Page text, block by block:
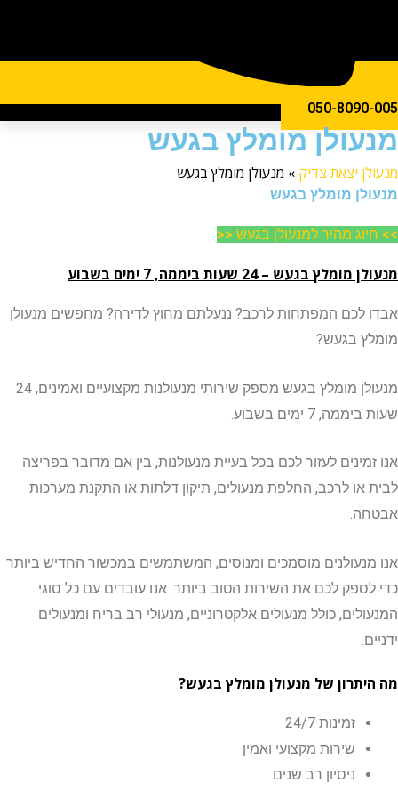
050-
מומלץ בגעש
יצאת צדיק »מנעולן מומלץ בגעש
מומלץ בגעש
מהיר למנעולן בגעש <<
בגעש – 24 שעות ביממה, 7 ימים בשבוע
המפתחות לרכב? ננעלתם מחוץ לדירה? מחפשים מנעולן
בגעש?
מנעולן מומלץ בגעש מספק שירותי מנעולנות מקצועיים ואמינים, 24
7 ימים בשבוע.
לעזור לכם בכל בעיית מנעולנות, בין אם מדובר בפריצה
לרכב, החלפת מנעולים, תיקון דלתות או התקנת מערכות
מוסמכים ומנוסים, המשתמשים במכשור החדיש ביותר
לכם את השירות הטוב ביותר. אנו עובדים עם כל סוגי
כולל מנעולים אלקטרוניים, מנעולי רב בריח ומנעולים
של מנעולן מומלץ בגעש?
זמינות 24/7
שירות מקצועי ואמין
ניסיון רב שנים